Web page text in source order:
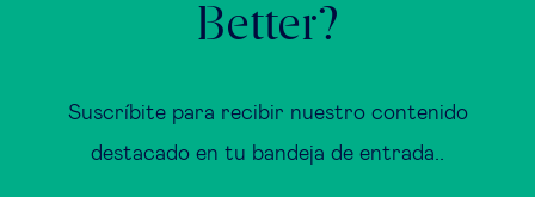
Better?
Suscríbite para recibir nuestro contenido
destacado en tu bandeja de entrada..